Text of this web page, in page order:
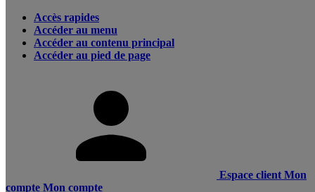
Accès rapides
Accéder au menu
Accéder au contenu principal
Accéder au pied de page
Espace client Mon
compte Mon compte